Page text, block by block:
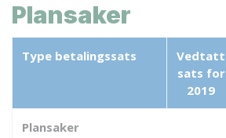
Plansaker
Type betalingssats
Vedtatt
sats for
2019
Plansaker